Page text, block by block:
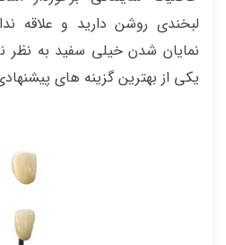
لبخندی روشن دارید و علاقه
یکی از بهترین گزینه های